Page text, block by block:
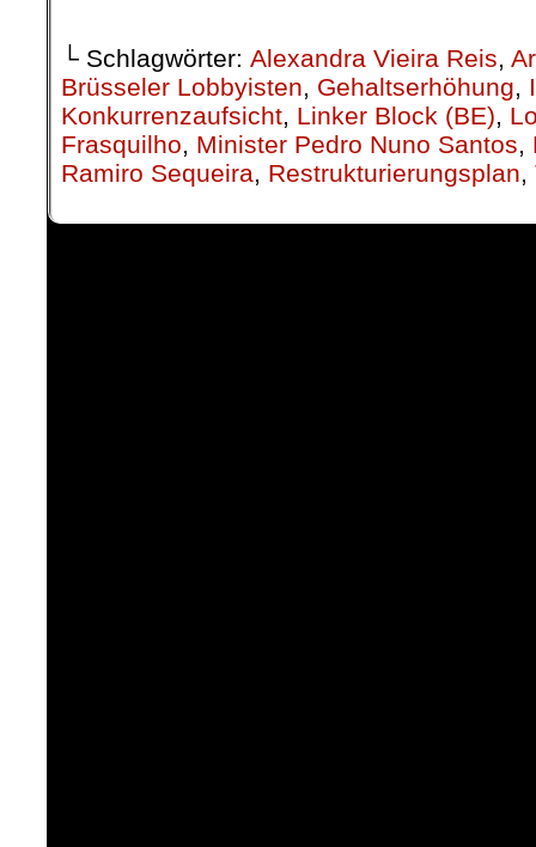
└ Schlagwörter: Alexandra Vieira Reis,
Brüsseler Lobbyisten, Gehaltserhöhung,
Konkurrenzaufsicht, Linker Block (BE),
Frasquilho, Minister Pedro Nuno Santos,
Ramiro Sequeira, Restrukturierungsplan,